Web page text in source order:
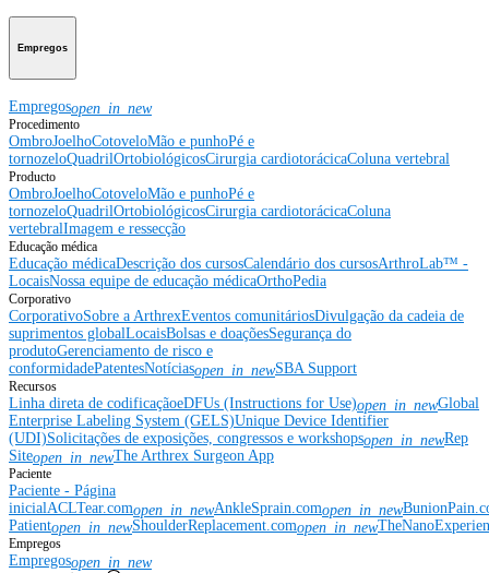
Empregos
Empregosopen_in_new
Procedimento
OmbroJoelhoCotoveloMão e punhoPé e
tornozeloQuadrilOrtobiológicosCirurgia cardiotorácicaColuna vertebral
Producto
OmbroJoelhoCotoveloMão e punhoPé e
tornozeloQuadrilOrtobiológicosCirurgia cardiotorácicaColuna
vertebralImagem e ressecção
Educação médica
Educação médicaDescrição dos cursosCalendário dos cursosArthroLab™ -
LocaisNossa equipe de educação médicaOrthoPedia
Corporativo
CorporativoSobre a ArthrexEventos comunitáriosDivulgação da cadeia de
suprimentos globalLocaisBolsas e doaçõesSegurança do
produtoGerenciamento de risco e
conformidadePatentesNotíciasopen_in_newSBA Support
Recursos
Linha direta de codificaçãoeDFUs (Instructions for Use)open_in_newGlobal
Enterprise Labeling System (GELS)Unique Device Identifier
(UDI)Solicitações de exposições, congressos e workshopsopen_in_newRep
Siteopen_in_newThe Arthrex Surgeon App
Paciente
Paciente - Página
inicialACLTear.comopen_in_newAnkleSprain.comopen_in_new
Patientopen_in_newShoulderReplacement.comopen_in_new
Empregos
Empregosopen_in_new